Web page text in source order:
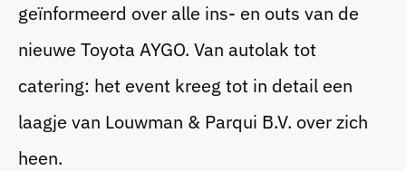
Corporate Festival
geïnformeerd over alle ins- en outs van de
nieuwe Toyota AYGO. Van autolak tot
catering: het event kreeg tot in detail een
laagje van Louwman & Parqui B.V. over zich
heen.